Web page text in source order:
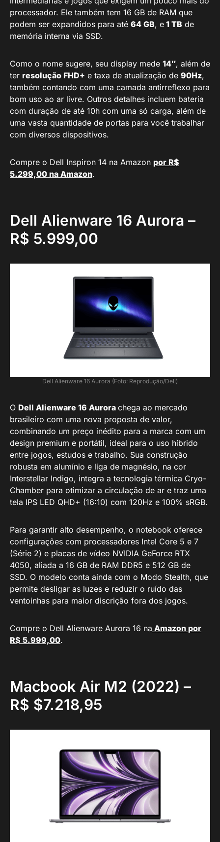
processador. Ele também tem 16 GB de RAM que
podem ser expandidos para até 64 GB, e 1 TB de
memória interna via SSD.
Como o nome sugere, seu display mede 14″, além de
ter resolução FHD+ e taxa de atualização de 90Hz,
também contando com uma camada antirreflexo para
bom uso ao ar livre. Outros detalhes incluem bateria
com duração de até 10h com uma só carga, além de
uma vasta quantidade de portas para você trabalhar
com diversos dispositivos.
Compre o Dell Inspiron 14 na Amazon por R$
5.299,00 na Amazon.
Dell Alienware 16 Aurora –
R$ 5.999,00
Dell Alienware 16 Aurora (Foto: Reprodução/Dell)
O Dell Alienware 16 Aurora chega ao mercado
brasileiro com uma nova proposta de valor,
combinando um preço inédito para a marca com um
design premium e portátil, ideal para o uso híbrido
entre jogos, estudos e trabalho. Sua construção
robusta em alumínio e liga de magnésio, na cor
Interstellar Indigo, integra a tecnologia térmica Cryo-
Chamber para otimizar a circulação de ar e traz uma
tela IPS LED QHD+ (16:10) com 120Hz e 100% sRGB.
Para garantir alto desempenho, o notebook oferece
configurações com processadores Intel Core 5 e 7
(Série 2) e placas de vídeo NVIDIA GeForce RTX
4050, aliada a 16 GB de RAM DDR5 e 512 GB de
SSD. O modelo conta ainda com o Modo Stealth, que
permite desligar as luzes e reduzir o ruído das
ventoinhas para maior discrição fora dos jogos.
Compre o Dell Alienware Aurora 16 na Amazon por
R$ 5.999,00.
Macbook Air M2 (2022) –
R$ $7.218,95